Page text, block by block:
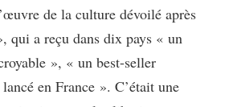
de la culture dévoilé après
qui a reçu dans dix pays « un
», « un best-seller
en France ». C’était une